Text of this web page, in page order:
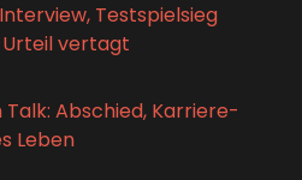
Testspielsieg
Urteil vertagt
Abschied, Karriere-
Leben